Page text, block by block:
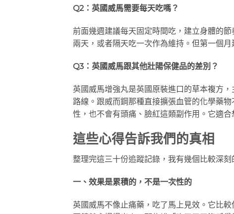
Q2：英國威馬需要每天吃嗎？
前面幾週建議每天固定時間吃，建立身體的
兩天，或者隔天吃一次作為維持。但第一個
Q3：英國威馬跟其他壯陽保健品的差別？
英國威馬增強丸是英國原裝進口的草本複方
路線。跟威而鋼那種直接擴張血管的化學藥
性，也不會有頭痛、臉紅這類副作用。它適
這些心得告訴我們的真相
整理完這三十份追蹤記錄，我有幾個比較深刻
一、效果是累積的，不是一次性的
英國威馬不像止痛藥，吃了馬上見效。它比